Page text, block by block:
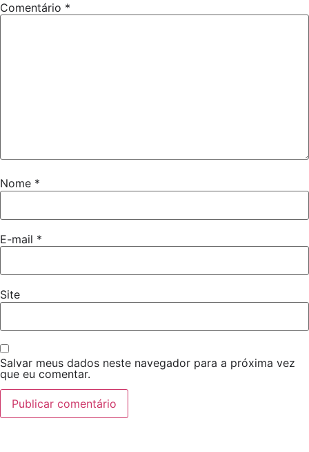
Comentário *
Nome *
E-mail *
Site
Salvar meus dados neste navegador para a próxima vez
que eu comentar.